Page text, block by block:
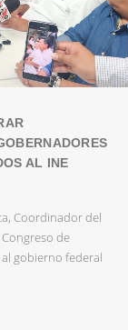
AL INE
Coordinador del
de
gobierno federal